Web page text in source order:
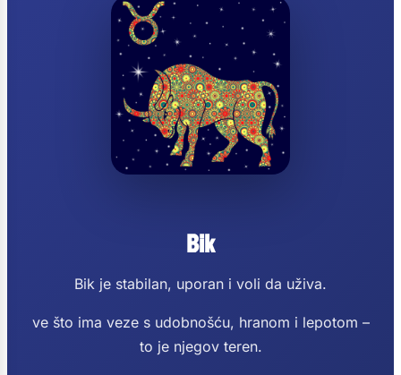
Bik
Bik je stabilan, uporan i voli da uživa.
ve što ima veze s udobnošću, hranom i lepotom –
to je njegov teren.